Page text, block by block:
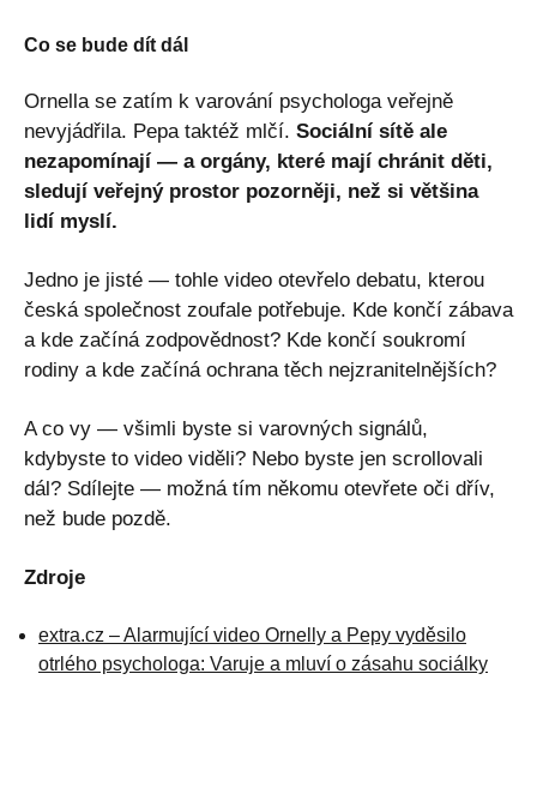
Co se bude dít dál
Ornella se zatím k varování psychologa veřejně
nevyjádřila. Pepa taktéž mlčí. Sociální sítě ale
nezapomínají — a orgány, které mají chránit děti,
sledují veřejný prostor pozorněji, než si většina
lidí myslí.
Jedno je jisté — tohle video otevřelo debatu, kterou
česká společnost zoufale potřebuje. Kde končí zábava
a kde začíná zodpovědnost? Kde končí soukromí
rodiny a kde začíná ochrana těch nejzranitelnějších?
A co vy — všimli byste si varovných signálů,
kdybyste to video viděli? Nebo byste jen scrollovali
dál? Sdílejte — možná tím někomu otevřete oči dřív,
než bude pozdě.
Zdroje
extra.cz – Alarmující video Ornelly a Pepy vyděsilo
otrlého psychologa: Varuje a mluví o zásahu sociálky